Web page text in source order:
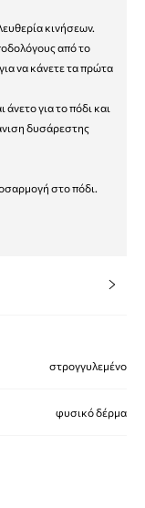
κινήσεων.
από το
να κάνετε τα πρώτα
για το πόδι και
δυσάρεστης
στο πόδι.
στρογγυλεμένο
φυσικό δέρμα